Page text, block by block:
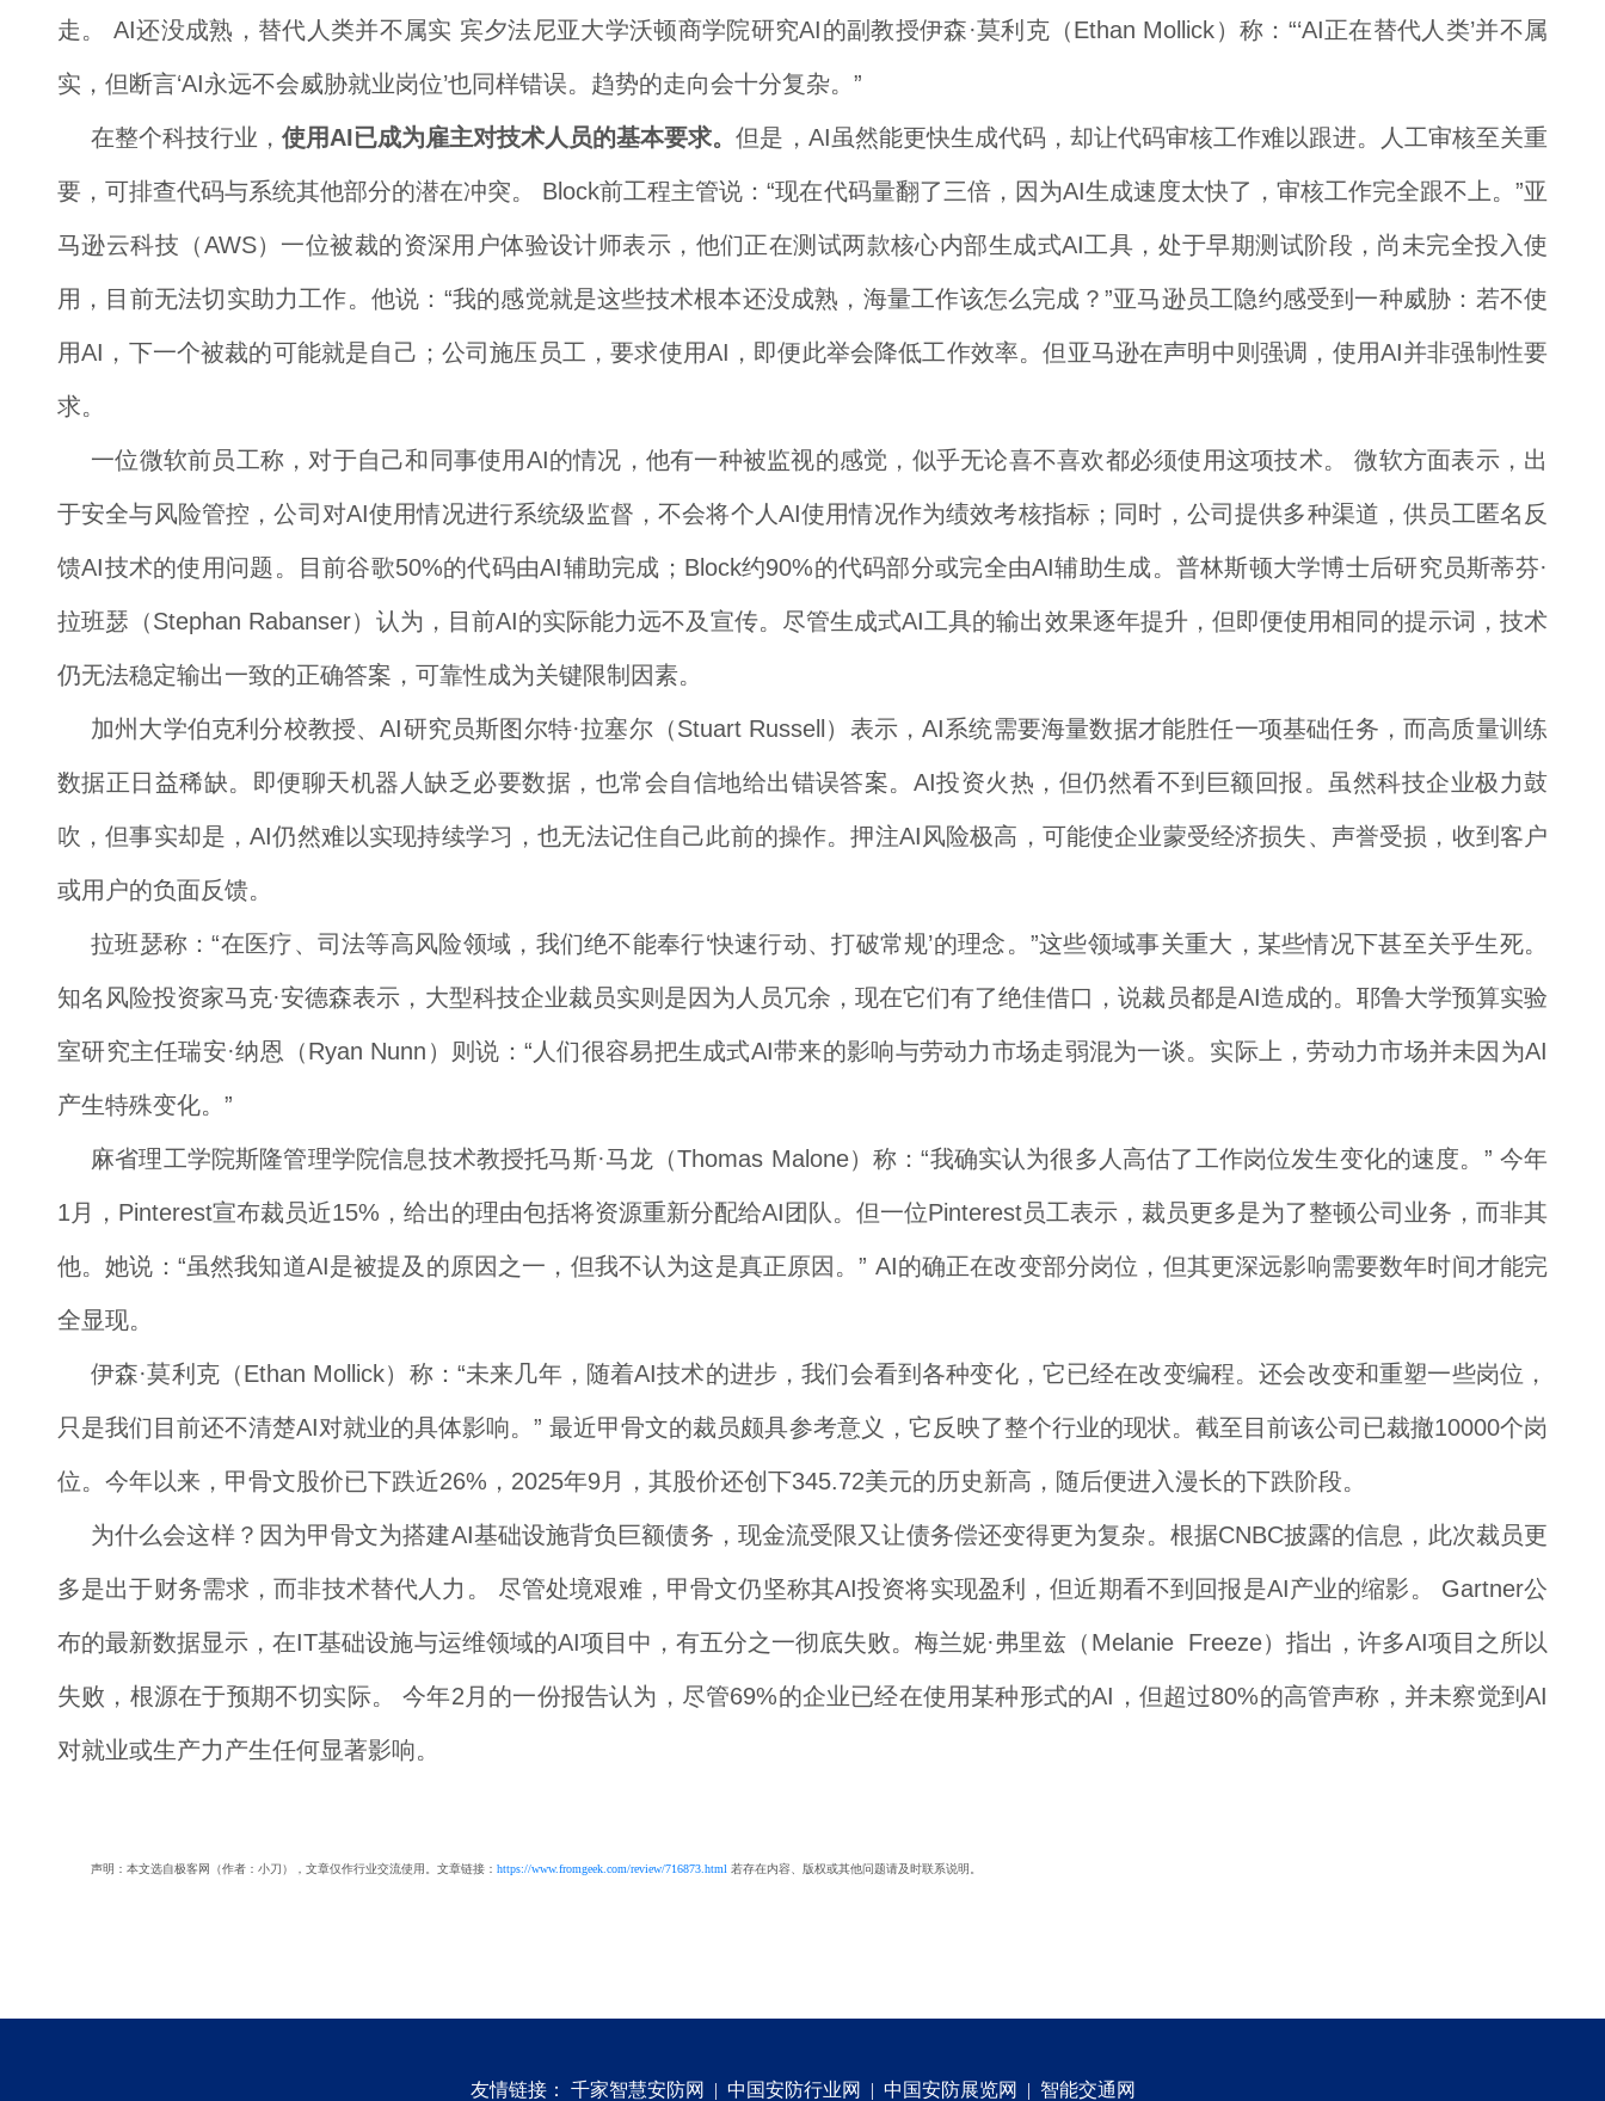
走。 AI还没成熟，替代人类并不属实 宾夕法尼亚大学沃顿商学院研究AI的副教授伊森·莫利克（Ethan Mollick）称：“‘AI正在替代人类’并不属
实，但断言‘AI永远不会威胁就业岗位’也同样错误。趋势的走向会十分复杂。”
在整个科技行业，使用AI已成为雇主对技术人员的基本要求。但是，AI虽然能更快生成代码，却让代码审核工作难以跟进。人工审核至关重
要，可排查代码与系统其他部分的潜在冲突。 Block前工程主管说：“现在代码量翻了三倍，因为AI生成速度太快了，审核工作完全跟不上。”亚
马逊云科技（AWS）一位被裁的资深用户体验设计师表示，他们正在测试两款核心内部生成式AI工具，处于早期测试阶段，尚未完全投入使
用，目前无法切实助力工作。他说：“我的感觉就是这些技术根本还没成熟，海量工作该怎么完成？”亚马逊员工隐约感受到一种威胁：若不使
用AI，下一个被裁的可能就是自己；公司施压员工，要求使用AI，即便此举会降低工作效率。但亚马逊在声明中则强调，使用AI并非强制性要
求。
一位微软前员工称，对于自己和同事使用AI的情况，他有一种被监视的感觉，似乎无论喜不喜欢都必须使用这项技术。 微软方面表示，出
于安全与风险管控，公司对AI使用情况进行系统级监督，不会将个人AI使用情况作为绩效考核指标；同时，公司提供多种渠道，供员工匿名反
馈AI技术的使用问题。目前谷歌50%的代码由AI辅助完成；Block约90%的代码部分或完全由AI辅助生成。普林斯顿大学博士后研究员斯蒂芬·
拉班瑟（Stephan Rabanser）认为，目前AI的实际能力远不及宣传。尽管生成式AI工具的输出效果逐年提升，但即便使用相同的提示词，技术
仍无法稳定输出一致的正确答案，可靠性成为关键限制因素。
加州大学伯克利分校教授、AI研究员斯图尔特·拉塞尔（Stuart Russell）表示，AI系统需要海量数据才能胜任一项基础任务，而高质量训练
数据正日益稀缺。即便聊天机器人缺乏必要数据，也常会自信地给出错误答案。AI投资火热，但仍然看不到巨额回报。虽然科技企业极力鼓
吹，但事实却是，AI仍然难以实现持续学习，也无法记住自己此前的操作。押注AI风险极高，可能使企业蒙受经济损失、声誉受损，收到客户
或用户的负面反馈。
拉班瑟称：“在医疗、司法等高风险领域，我们绝不能奉行‘快速行动、打破常规’的理念。”这些领域事关重大，某些情况下甚至关乎生死。
知名风险投资家马克·安德森表示，大型科技企业裁员实则是因为人员冗余，现在它们有了绝佳借口，说裁员都是AI造成的。耶鲁大学预算实验
室研究主任瑞安·纳恩（Ryan Nunn）则说：“人们很容易把生成式AI带来的影响与劳动力市场走弱混为一谈。实际上，劳动力市场并未因为AI
产生特殊变化。”
麻省理工学院斯隆管理学院信息技术教授托马斯·马龙（Thomas Malone）称：“我确实认为很多人高估了工作岗位发生变化的速度。” 今年
1月，Pinterest宣布裁员近15%，给出的理由包括将资源重新分配给AI团队。但一位Pinterest员工表示，裁员更多是为了整顿公司业务，而非其
他。她说：“虽然我知道AI是被提及的原因之一，但我不认为这是真正原因。” AI的确正在改变部分岗位，但其更深远影响需要数年时间才能完
全显现。
伊森·莫利克（Ethan Mollick）称：“未来几年，随着AI技术的进步，我们会看到各种变化，它已经在改变编程。还会改变和重塑一些岗位，
只是我们目前还不清楚AI对就业的具体影响。” 最近甲骨文的裁员颇具参考意义，它反映了整个行业的现状。截至目前该公司已裁撤10000个岗
位。今年以来，甲骨文股价已下跌近26%，2025年9月，其股价还创下345.72美元的历史新高，随后便进入漫长的下跌阶段。
为什么会这样？因为甲骨文为搭建AI基础设施背负巨额债务，现金流受限又让债务偿还变得更为复杂。根据CNBC披露的信息，此次裁员更
多是出于财务需求，而非技术替代人力。 尽管处境艰难，甲骨文仍坚称其AI投资将实现盈利，但近期看不到回报是AI产业的缩影。 Gartner公
布的最新数据显示，在IT基础设施与运维领域的AI项目中，有五分之一彻底失败。梅兰妮·弗里兹（Melanie Freeze）指出，许多AI项目之所以
失败，根源在于预期不切实际。 今年2月的一份报告认为，尽管69%的企业已经在使用某种形式的AI，但超过80%的高管声称，并未察觉到AI
对就业或生产力产生任何显著影响。
声明：本文选自极客网（作者：小刀），文章仅作行业交流使用。文章链接： https://www.fromgeek.com/review/716873.html 若存在内容、版权或其他问题请及时联系说明。
友情链接： 千家智慧安防网 | 中国安防行业网 | 中国安防展览网 | 智能交通网